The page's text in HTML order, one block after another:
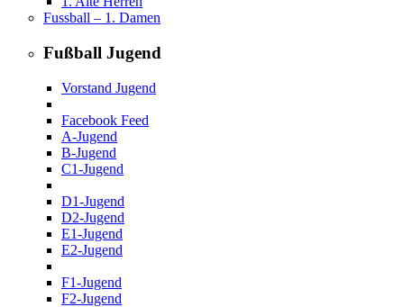
Fussball – 1. Damen
Fußball Jugend
Vorstand Jugend
Facebook Feed
A-Jugend
B-Jugend
C1-Jugend
D1-Jugend
D2-Jugend
E1-Jugend
E2-Jugend
F1-Jugend
F2-Jugend